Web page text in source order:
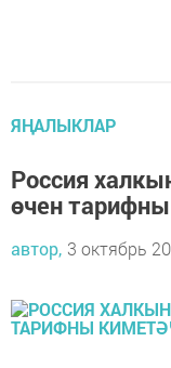
ЯҢАЛЫКЛАР
Россия
өчен
автор, 3 октябрь